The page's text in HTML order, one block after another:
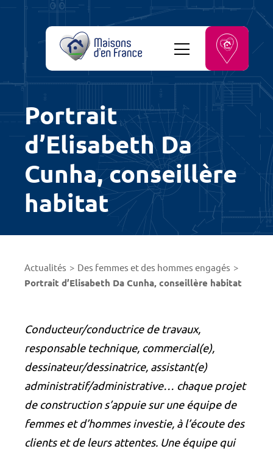
Portrait
d’Elisabeth Da
Cunha, conseillère
habitat
Actualités Des femmes et des hommes engagés
Portrait d’Elisabeth Da Cunha, conseillère habitat
Conducteur/conductrice de travaux,
responsable technique, commercial(e),
dessinateur/dessinatrice, assistant(e)
administratif/administrative… chaque projet
de construction s’appuie sur une équipe de
femmes et d’hommes investie, à l’écoute des
clients et de leurs attentes. Une équipe qui